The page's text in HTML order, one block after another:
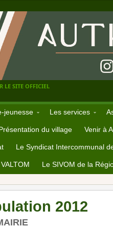
LE SITE OFFICIEL
jeunesse Les services
du village Venir à
Le Syndicat Intercommunal
Le SIVOM de la
2012